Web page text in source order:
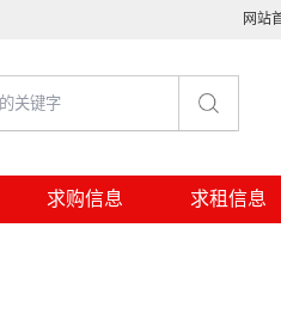
网站
求购信息 求租信息